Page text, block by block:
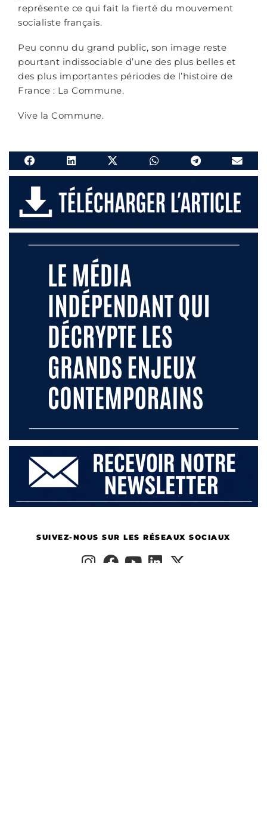
représente ce qui fait la fierté du mouvement
socialiste français.
Peu connu du grand public, son image reste
pourtant indissociable d’une des plus belles et
des plus importantes périodes de l’histoire de
France : La Commune.
Vive la Commune.
SUIVEZ-NOUS SUR LES RÉSEAUX SOCIAUX